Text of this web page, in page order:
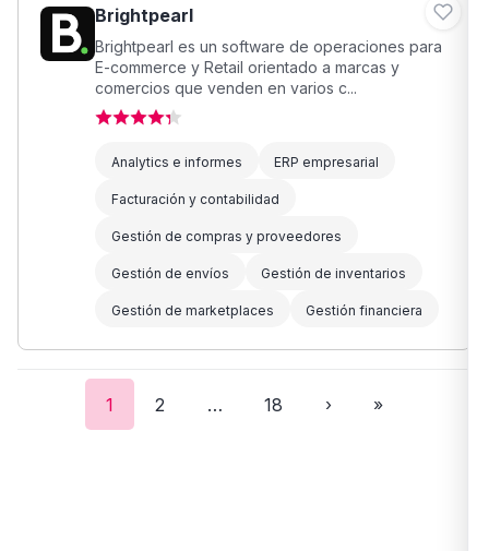
Brightpearl
Brightpearl es un software de operaciones para
E-commerce y Retail orientado a marcas y
comercios que venden en varios c...
Analytics e informes ERP empresarial
Facturación y contabilidad
Gestión de compras y proveedores
Gestión de envíos Gestión de inventarios
Gestión de marketplaces Gestión financiera
1 2 … 18 › »